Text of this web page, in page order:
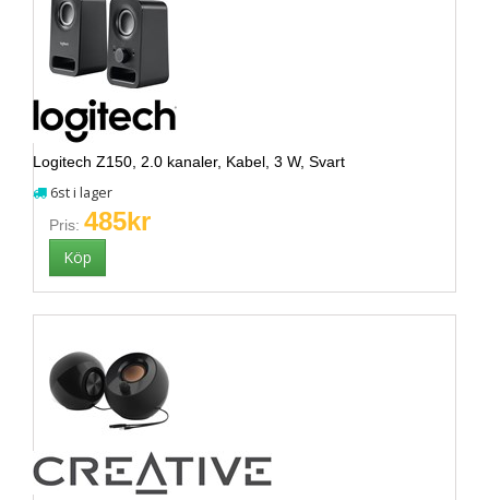
Logitech Z150, 2.0 kanaler, Kabel, 3 W, Svart
6st i lager
Pris: 485kr